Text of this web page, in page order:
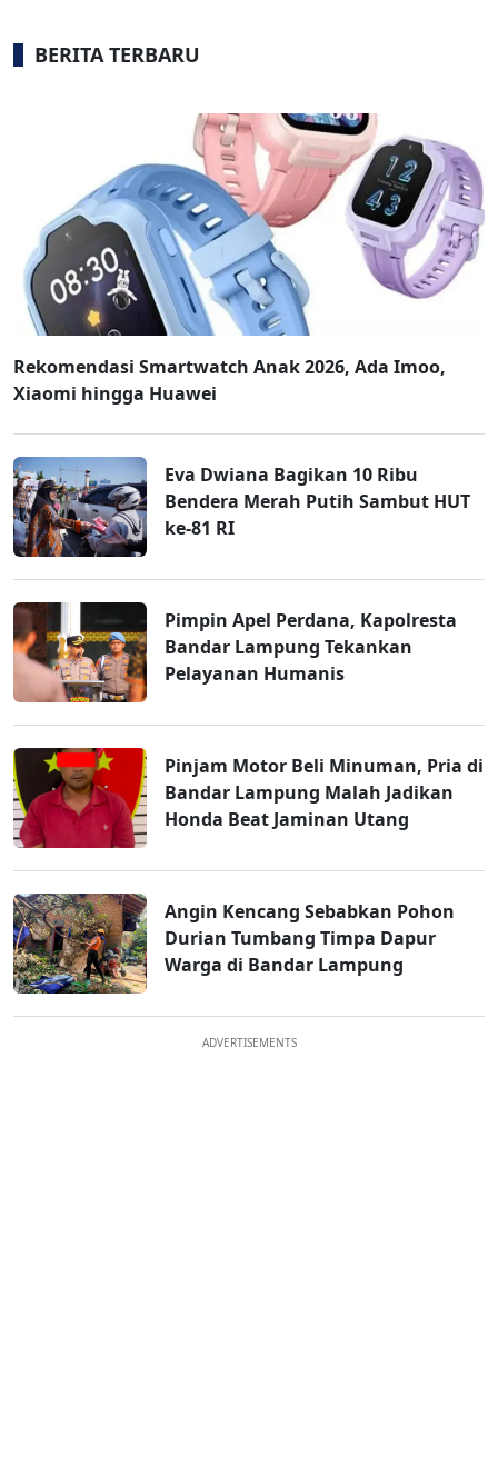
BERITA TERBARU
Rekomendasi Smartwatch Anak 2026, Ada Imoo,
Xiaomi hingga Huawei
Eva Dwiana Bagikan 10 Ribu
Bendera Merah Putih Sambut HUT
ke-81 RI
Pimpin Apel Perdana, Kapolresta
Bandar Lampung Tekankan
Pelayanan Humanis
Pinjam Motor Beli Minuman, Pria di
Bandar Lampung Malah Jadikan
Honda Beat Jaminan Utang
Angin Kencang Sebabkan Pohon
Durian Tumbang Timpa Dapur
Warga di Bandar Lampung
ADVERTISEMENTS